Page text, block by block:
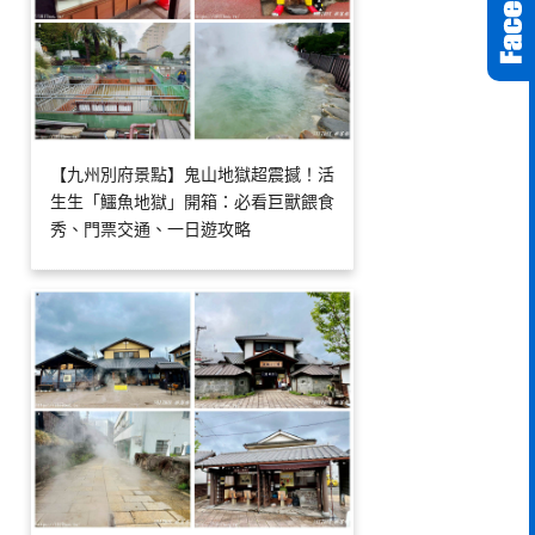
【九州別府景點】鬼山地獄超震撼！活
生生「鱷魚地獄」開箱：必看巨獸餵食
秀、門票交通、一日遊攻略